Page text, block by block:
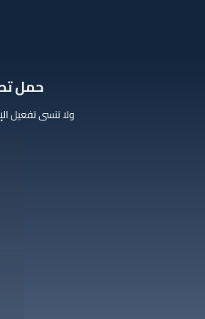
‫حمل
ولا تنسى تفعيل